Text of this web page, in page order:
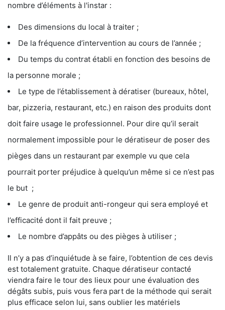
nombre d’éléments à l'instar :
Des dimensions du local à traiter ;
De la fréquence d’intervention au cours de l’année ;
Du temps du contrat établi en fonction des besoins de
la personne morale ;
Le type de l’établissement à dératiser (bureaux, hôtel,
bar, pizzeria, restaurant, etc.) en raison des produits dont
doit faire usage le professionnel. Pour dire qu’il serait
normalement impossible pour le dératiseur de poser des
pièges dans un restaurant par exemple vu que cela
pourrait porter préjudice à quelqu’un même si ce n’est pas
le but ;
Le genre de produit anti-rongeur qui sera employé et
l’efficacité dont il fait preuve ;
Le nombre d’appâts ou des pièges à utiliser ;
Il n’y a pas d’inquiétude à se faire, l’obtention de ces devis
est totalement gratuite. Chaque dératiseur contacté
viendra faire le tour des lieux pour une évaluation des
dégâts subis, puis vous fera part de la méthode qui serait
plus efficace selon lui, sans oublier les matériels